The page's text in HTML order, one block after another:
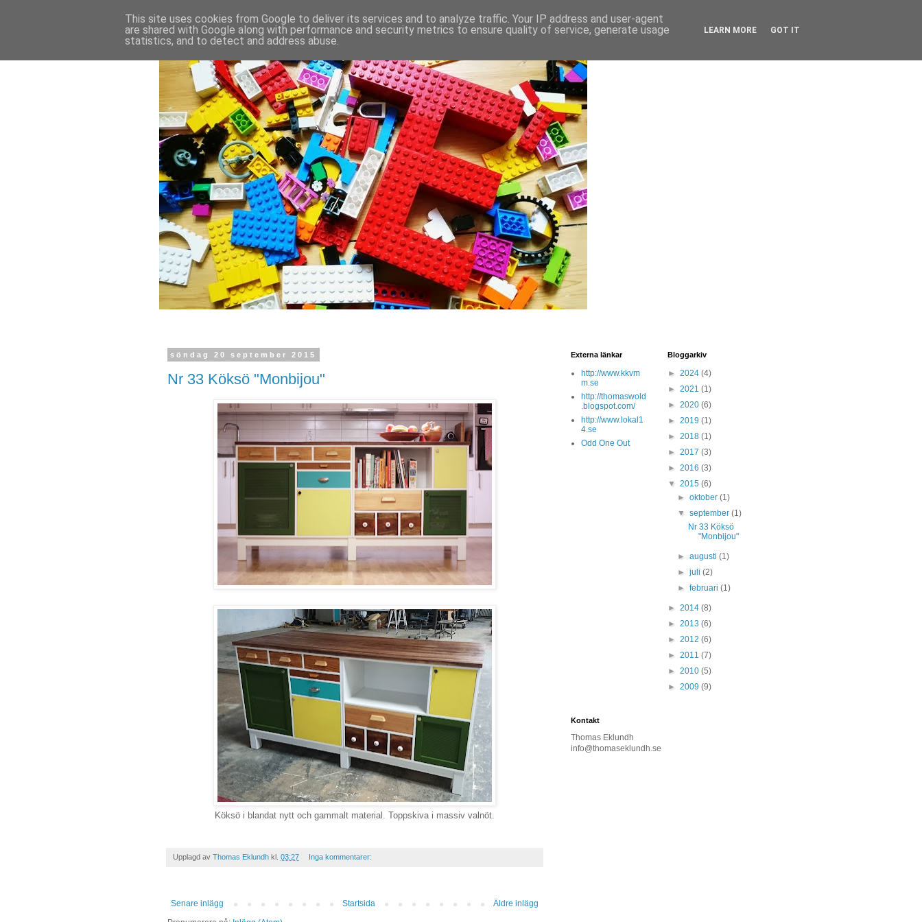
söndag 20 september 2015
Nr 33 Köksö "Monbijou"
Köksö i blandat nytt och gammalt material. Toppskiva i massiv valnöt.
Upplagd av Thomas Eklundh kl. 03:27 Inga kommentarer:
Senare inlägg Äldre inlägg
Startsida
Externa länkar
http://www.kkvm
m.se
http://thomaswold
.blogspot.com/
http://www.lokal1
4.se
Odd One Out
Bloggarkiv
► 2024 (4)
► 2021 (1)
► 2020 (6)
► 2019 (1)
► 2018 (1)
► 2017 (3)
► 2016 (3)
▼ 2015 (6)
►oktober(1)
▼september(1)
Nr 33 Köksö
"Monbijou"
►augusti(1)
►juli(2)
►februari(1)
► 2014 (8)
► 2013 (6)
► 2012 (6)
► 2011 (7)
► 2010 (5)
► 2009 (9)
Kontakt
Thomas Eklundh
info@thomaseklundh.se
This site uses cookies from Google to deliver its services and to analyze traffic. Your IP address and user-agent
are shared with Google along with performance and security metrics to ensure quality of service, generate usage
statistics, and to detect and address abuse.
LEARN MORE GOT IT